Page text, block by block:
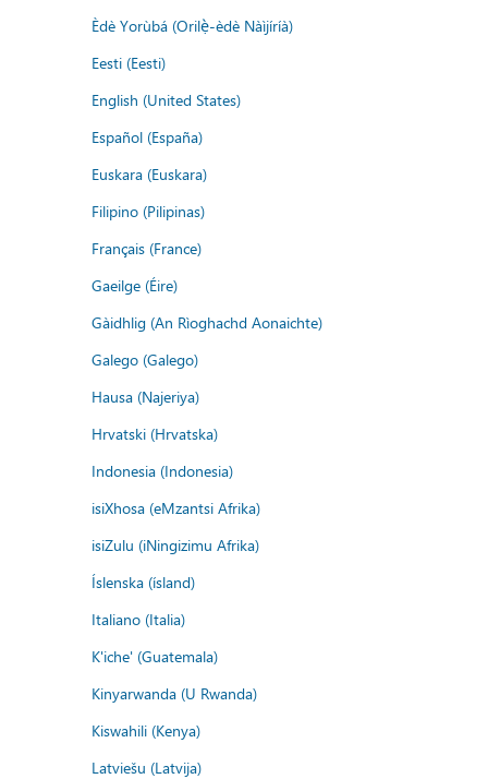
Èdè Yorùbá (Orilẹ̀-èdè Nàìjíríà)
Eesti (Eesti)
English (United States)
Español (España)
Euskara (Euskara)
Filipino (Pilipinas)
Français (France)
Gaeilge (Éire)
Gàidhlig (An Rìoghachd Aonaichte)
Galego (Galego)
Hausa (Najeriya)
Hrvatski (Hrvatska)
Indonesia (Indonesia)
isiXhosa (eMzantsi Afrika)
isiZulu (iNingizimu Afrika)
Íslenska (ísland)
Italiano (Italia)
K'iche' (Guatemala)
Kinyarwanda (U Rwanda)
Kiswahili (Kenya)
Latviešu (Latvija)